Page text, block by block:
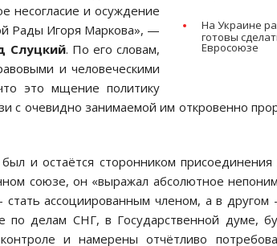
На Украине
готовы
Евросоюзе
несогласие и осуждение
Рады Игоря Маркова», —
Слуцкий. По его словам,
и человеческими
это мщение политику
с очевидно занимаемой им откровенно
и остаётся сторонником
союзе, он «выражал абсолютное
ассоциированным членом, а в
по делам СНГ, в Государственной думе,
и намерены отчётливо